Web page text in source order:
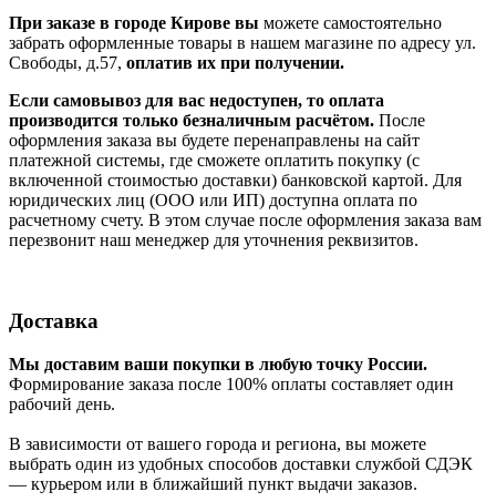
При заказе в городе Кирове вы можете самостоятельно
забрать оформленные товары в нашем магазине по адресу ул.
Свободы, д.57, оплатив их при получении.
Если самовывоз для вас недоступен, то оплата
производится только безналичным расчётом. После
оформления заказа вы будете перенаправлены на сайт
платежной системы, где сможете оплатить покупку (с
включенной стоимостью доставки) банковской картой. Для
юридических лиц (ООО или ИП) доступна оплата по
расчетному счету. В этом случае после оформления заказа вам
перезвонит наш менеджер для уточнения реквизитов.
Доставка
Мы доставим ваши покупки в любую точку России.
Формирование заказа после 100% оплаты составляет один
рабочий день.
В зависимости от вашего города и региона, вы можете
выбрать один из удобных способов доставки службой СДЭК
— курьером или в ближайший пункт выдачи заказов.